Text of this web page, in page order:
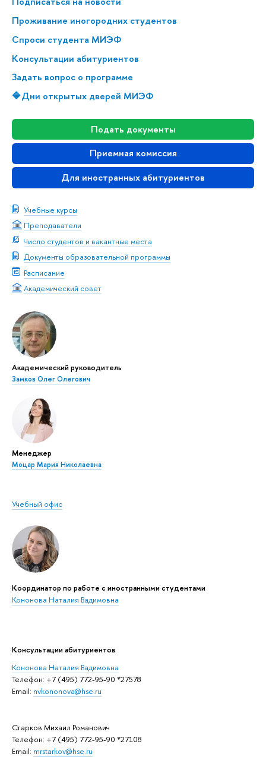
Проживание иногородних студентов
Спроси студента МИЭФ
Консультации абитуриентов
Задать вопрос о программе
🔷Дни открытых дверей МИЭФ
Подать документы
Приемная комиссия
Для иностранных абитуриентов
Учебные курсы
Преподаватели
Число студентов и вакантные места
Документы образовательной программы
Расписание
Академический совет
Академический руководитель
Замков Олег Олегович
Менеджер
Моцар Мария Николаевна
Учебный офис
Координатор по работе с иностранными студентами
Кононова Наталия Вадимовна
Консультации абитуриентов
Кононова Наталия Вадимовна
Телефон: +7 (495) 772-95-90 *27578
Email: nvkononova@hse.ru
Старков Михаил Романович
Телефон: +7 (495) 772-95-90 *27108
Email: mrstarkov@hse.ru